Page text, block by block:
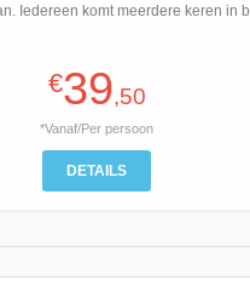
Iedereen komt meerdere keren in
€39,50
*Vanaf/Per persoon
DETAILS